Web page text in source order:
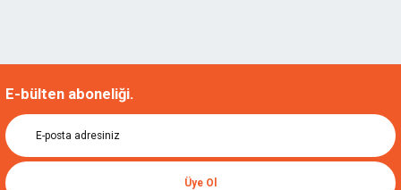
E-bülten aboneliği.
Üye Ol